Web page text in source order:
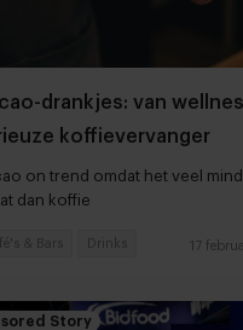
drankjes: van
koffievervanger
on trend omdat het veel
dan koffie
17
& Bars Drinks
Story